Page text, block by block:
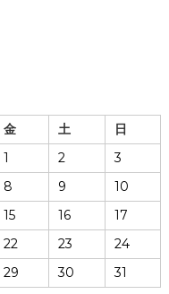
金 土
日
1
2
3
8 9
10
15 16
17
22 23
24
29 30 31